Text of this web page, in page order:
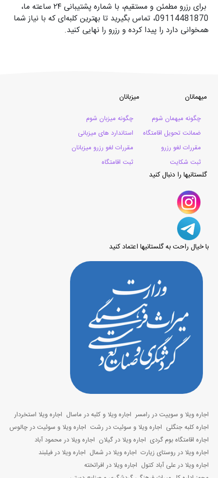
برای رزرو مطمئن و مستقیم، با شماره پشتیبانی ۲۴ ساعته ما،
09114481870، تماس بگیرید تا بهترین کلبه‌ای که با نیاز شما
همخوانی دارد را پیدا کرده و رزرو را نهایی کنید.
میهمانان
چگونه میهمان شوم
ضمانت تحویل اقامتگاه
مقررات لغو رزرو
ثبت شکایت
میزبانان
چگونه میزبان شوم
استاندارد های میزبانی
مقررات لغو رزرو میزبانان
ثبت اقامتگاه
گلستانیها را دنبال کنید
با خیال راحت به گلستانیها اعتماد کنید
اجاره ویلا و سوییت در رامسر اجاره ویلا و کلبه در ماسال اجاره ویلا استخردار
اجاره کلبه جنگلی اجاره ویلا و سوئیت در رشت اجاره ویلا و سوئیت در چالوس
اجاره اقامتگاه بوم گردی اجاره ویلا در گیلان اجاره ویلا در محمود آباد
اجاره ویلا در روستای زیارت اجاره ویلا در شمال اجاره ویلا در فیلبند
اجاره ویلا در علی آباد کتول اجاره ویلا در افراتخته